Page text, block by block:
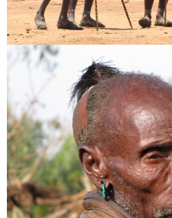
A térképen látod merre